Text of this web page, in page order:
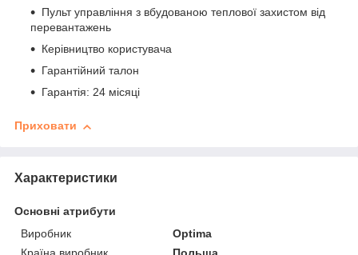
Пульт управління з вбудованою теплової захистом від
перевантажень
Керівництво користувача
Гарантійний талон
Гарантія: 24 місяці
Приховати
Характеристики
Основні атрибути
Виробник
Optima